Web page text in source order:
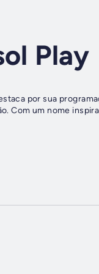
Play
por sua
Com um nome